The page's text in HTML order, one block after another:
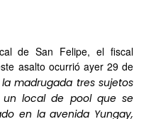
de San Felipe, el fiscal
asalto ocurrió ayer 29 de
madrugada tres sujetos
un local de pool que se
en la avenida Yungay,